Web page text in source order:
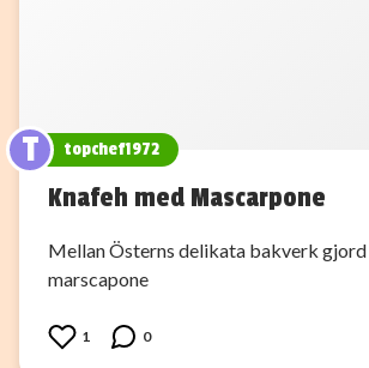
T topchef1972
Knafeh med Mascarpone
Mellan Österns delikata bakverk gjord
marscapone
1 0